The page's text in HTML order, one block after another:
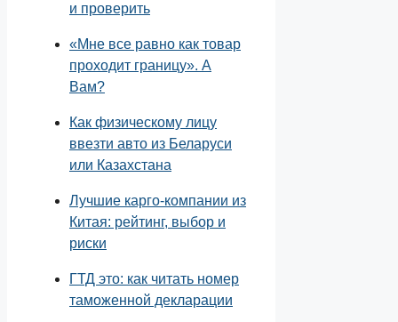
и проверить
«Мне все равно как товар
проходит границу». А
Вам?
Как физическому лицу
ввезти авто из Беларуси
или Казахстана
Лучшие карго-компании из
Китая: рейтинг, выбор и
риски
ГТД это: как читать номер
таможенной декларации